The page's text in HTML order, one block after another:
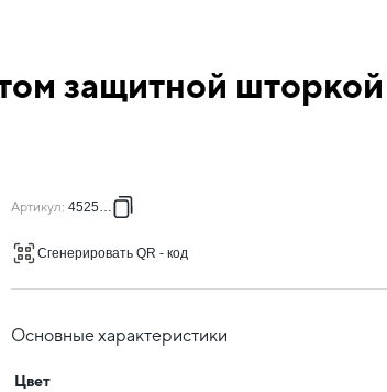
защитной
Артикул: 4525047
Сгенерировать QR - код
Основные характеристики
Цвет